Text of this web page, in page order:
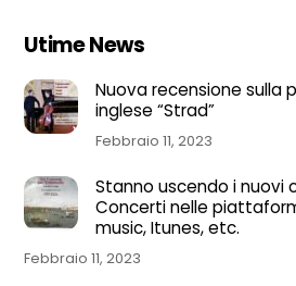
Utime News
Nuova recensione sulla
inglese “Strad”
Febbraio 11, 2023
Stanno uscendo i nuovi
Concerti nelle
music, Itunes, etc.
Febbraio 11, 2023